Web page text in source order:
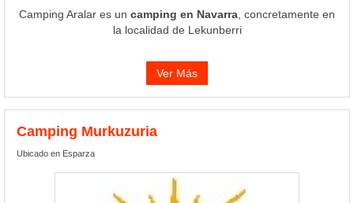
Camping Aralar es un camping en Navarra , concretamente en
la localidad de Lekunberri
Ver Más
Camping Murkuzuria
Ubicado en Esparza